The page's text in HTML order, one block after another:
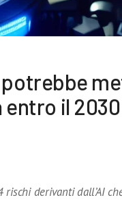
potrebbe
entro il 2030
derivanti dall’AI